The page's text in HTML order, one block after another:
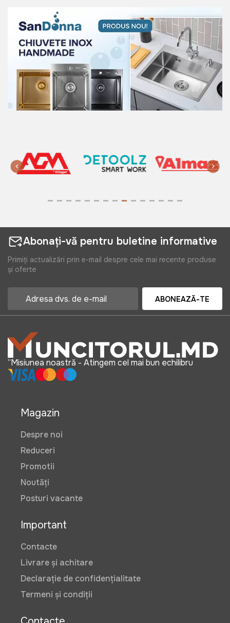
Abonați-vă pentru buletine informative
Primiți actualizări prin e-mail despre cele mai recente produse
și oferte
ABONEAZĂ-TE
“Misiunea noastră - Atingem cel mai bun echilibru
Magazin
Despre noi
Reduceri
Promotii
Noutăți
Posturi vacante
Important
Contacte
Livrare și achitare
Declarație de confidențialitate
Termeni și condiții